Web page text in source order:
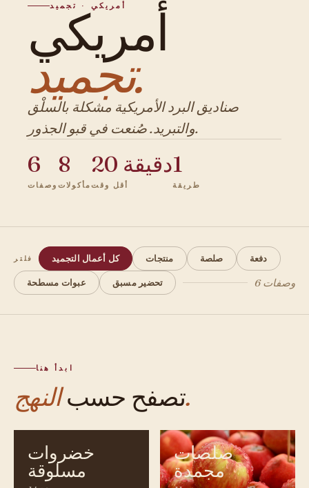
أمريكي · تجميد
أمريكي
تجميد.
صناديق البرد الأمريكية مشكلة بالسلْق
والتبريد. صُنعت في قبو الجذور.
6
وصفات
8
مأكولات
20 دقيقة
أقل وقت
1
طريقة
فلتر كل أعمال التجميد منتجات صلصة دفعة
عبوات مسطحة تحضير مسبق 6 وصفات
ابدأ هنا
تصفح حسبالنهج.
خضروات
مسلوقة
صلصات
مجمدة